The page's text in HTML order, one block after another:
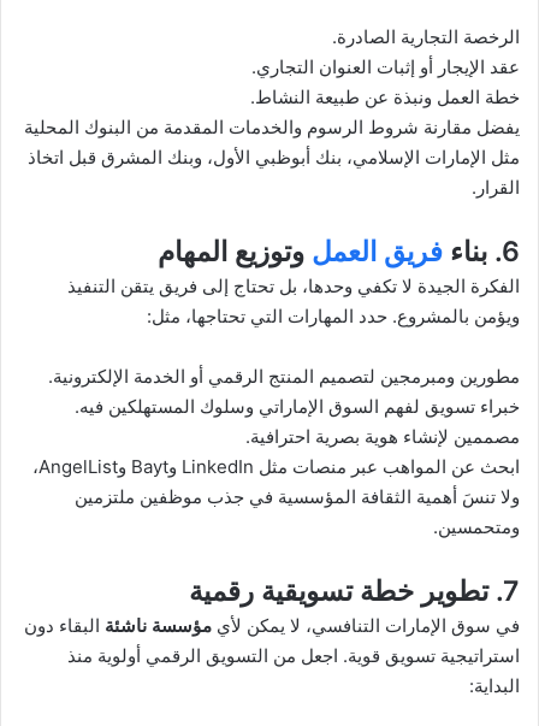
الرخصة التجارية الصادرة.
عقد الإيجار أو إثبات العنوان التجاري.
خطة العمل ونبذة عن طبيعة النشاط.
يفضل مقارنة شروط الرسوم والخدمات المقدمة من البنوك المحلية
مثل الإمارات الإسلامي، بنك أبوظبي الأول، وبنك المشرق قبل اتخاذ
القرار.
6. بناء فريق العمل وتوزيع المهام
الفكرة الجيدة لا تكفي وحدها، بل تحتاج إلى فريق يتقن التنفيذ
ويؤمن بالمشروع. حدد المهارات التي تحتاجها، مثل:
مطورين ومبرمجين لتصميم المنتج الرقمي أو الخدمة الإلكترونية.
خبراء تسويق لفهم السوق الإماراتي وسلوك المستهلكين فيه.
مصممين لإنشاء هوية بصرية احترافية.
ابحث عن المواهب عبر منصات مثل LinkedIn وBayt وAngelList،
ولا تنسَ أهمية الثقافة المؤسسية في جذب موظفين ملتزمين
ومتحمسين.
7. تطوير خطة تسويقية رقمية
في سوق الإمارات التنافسي، لا يمكن لأي مؤسسة ناشئة البقاء دون
استراتيجية تسويق قوية. اجعل من التسويق الرقمي أولوية منذ
البداية: